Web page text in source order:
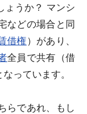
ょうか？ マンシ
などの場合と同
借権）があり、
全員で共有（借
っています。
らであれ、もし